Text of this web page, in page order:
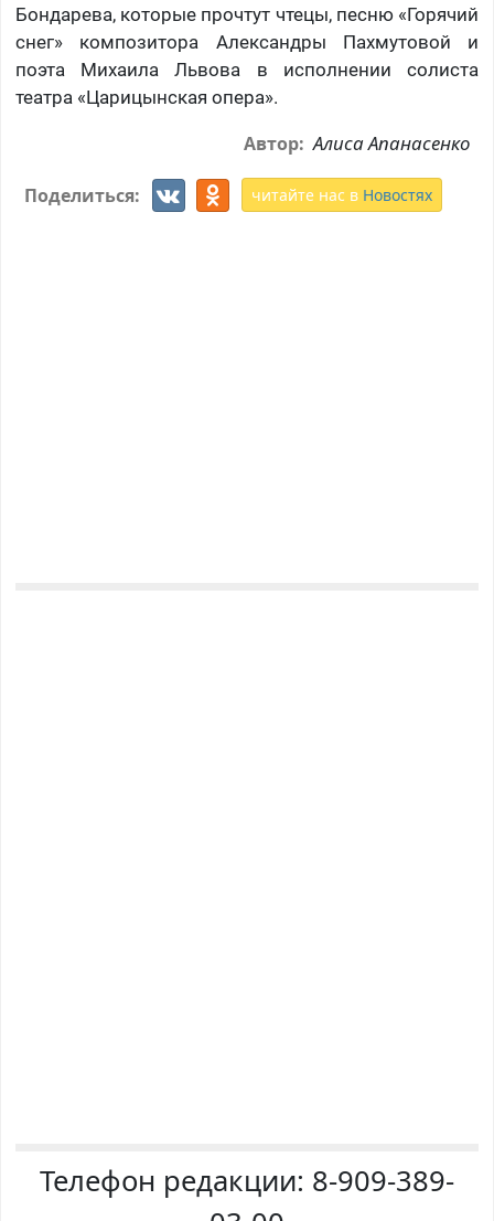
Бондарева, которые прочтут чтецы, песню «Горячий
снег» композитора Александры Пахмутовой и
поэта Михаила Львова в исполнении солиста
театра «Царицынская опера».
Автор: Алиса Апанасенко
Поделиться: читайте нас в Новостях
Телефон редакции: 8-909-389-